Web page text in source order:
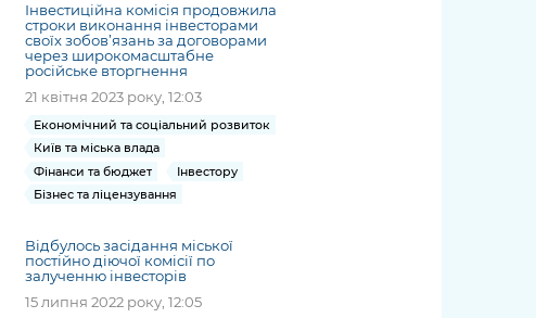
Інвестиційна комісія продовжила
строки виконання інвесторами
своїх зобов’язань за договорами
через широкомасштабне
російське вторгнення
21 квітня 2023 року, 12:03
Економічний та соціальний розвиток
Київ та міська влада
Фінанси та бюджет
Інвестору
Бізнес та ліцензування
Відбулось засідання міської
постійно діючої комісії по
залученню інвесторів
15 липня 2022 року, 12:05